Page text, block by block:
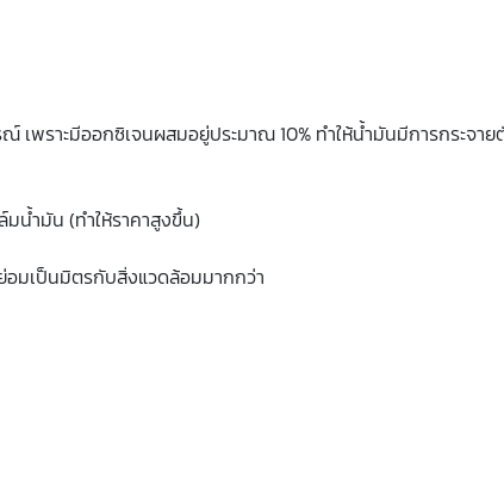
เพราะมีออกซิเจนผสมอยู่ประมาณ 10% ทำให้น้ำมันมีการกระจาย
น้ำมัน (ทำให้ราคาสูงขึ้น)
อมเป็นมิตรกับสิ่งแวดล้อมมากกว่า